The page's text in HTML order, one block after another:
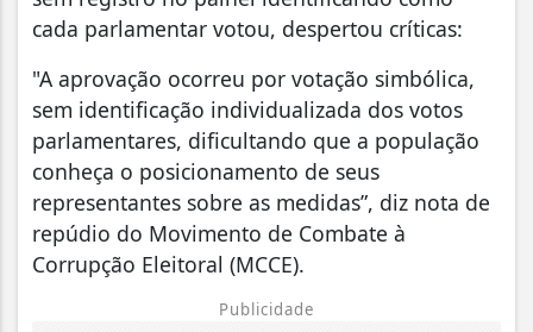
cada parlamentar votou, despertou críticas:
"A aprovação ocorreu por votação simbólica,
sem identificação individualizada dos votos
parlamentares, dificultando que a população
conheça o posicionamento de seus
representantes sobre as medidas”, diz nota de
repúdio do Movimento de Combate à
Corrupção Eleitoral (MCCE).
Publicidade